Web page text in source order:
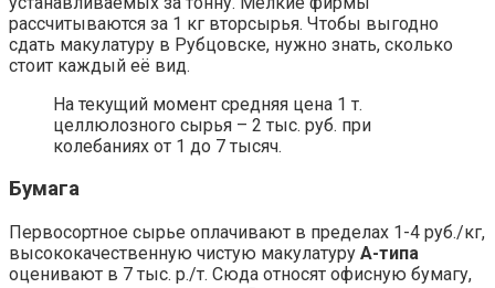
рассчитываются за 1 кг вторсырья. Чтобы выгодно
сдать макулатуру в Рубцовске, нужно знать, сколько
стоит каждый её вид.
На текущий момент средняя цена 1 т.
целлюлозного сырья – 2 тыс. руб. при
колебаниях от 1 до 7 тысяч.
Бумага
Первосортное сырье оплачивают в пределах 1-4 руб./кг,
высококачественную чистую макулатуру А-типа
оценивают в 7 тыс. р./т. Сюда относят офисную бумагу,